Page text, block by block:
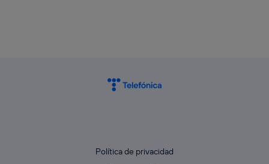
Política de privacidad
Puedes gestionar los consentimientos Utiq seleccionando
“Administrar Utiq” en la parte inferior de esta página web o